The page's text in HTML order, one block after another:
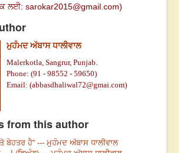
ਲਈ: sarokar2015@gmail.com)
ਮੁਹੰਮਦ ਅੱਬਾਸ ਧਾਲੀਵਾਲ
Malerkotla, Sangrur, Punjab.
Phone: (91 - 98552 - 59650)
Email: (abbasdhaliwal72@gmai.com)
from this author
ਬੇਹਤਰ ਹੈ” --- ਮੁਹੰਮਦ ਅੱਬਾਸ ਧਾਲੀਵਾਲ